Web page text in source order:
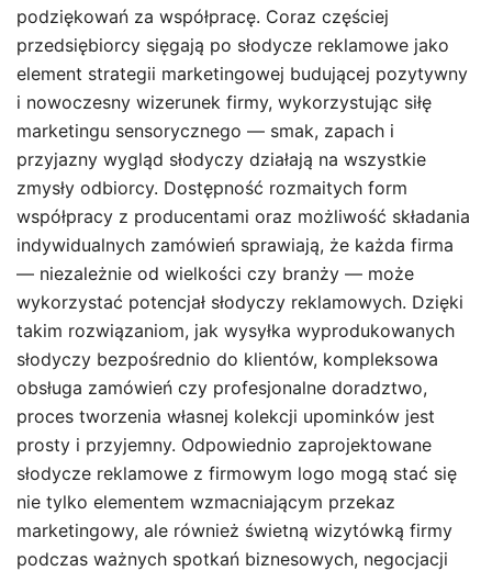
podziękowań za współpracę. Coraz częściej
przedsiębiorcy sięgają po słodycze reklamowe jako
element strategii marketingowej budującej pozytywny
i nowoczesny wizerunek firmy, wykorzystując siłę
marketingu sensorycznego — smak, zapach i
przyjazny wygląd słodyczy działają na wszystkie
zmysły odbiorcy. Dostępność rozmaitych form
współpracy z producentami oraz możliwość składania
indywidualnych zamówień sprawiają, że każda firma
— niezależnie od wielkości czy branży — może
wykorzystać potencjał słodyczy reklamowych. Dzięki
takim rozwiązaniom, jak wysyłka wyprodukowanych
słodyczy bezpośrednio do klientów, kompleksowa
obsługa zamówień czy profesjonalne doradztwo,
proces tworzenia własnej kolekcji upominków jest
prosty i przyjemny. Odpowiednio zaprojektowane
słodycze reklamowe z firmowym logo mogą stać się
nie tylko elementem wzmacniającym przekaz
marketingowy, ale również świetną wizytówką firmy
podczas ważnych spotkań biznesowych, negocjacji